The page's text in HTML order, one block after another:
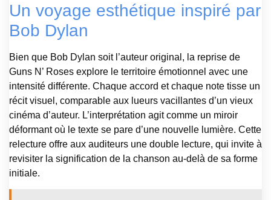
Un voyage esthétique inspiré par
Bob Dylan
Bien que Bob Dylan soit l’auteur original, la reprise de
Guns N’ Roses explore le territoire émotionnel avec une
intensité différente. Chaque accord et chaque note tisse un
récit visuel, comparable aux lueurs vacillantes d’un vieux
cinéma d’auteur. L’interprétation agit comme un miroir
déformant où le texte se pare d’une nouvelle lumière. Cette
relecture offre aux auditeurs une double lecture, qui invite à
revisiter la signification de la chanson au-delà de sa forme
initiale.